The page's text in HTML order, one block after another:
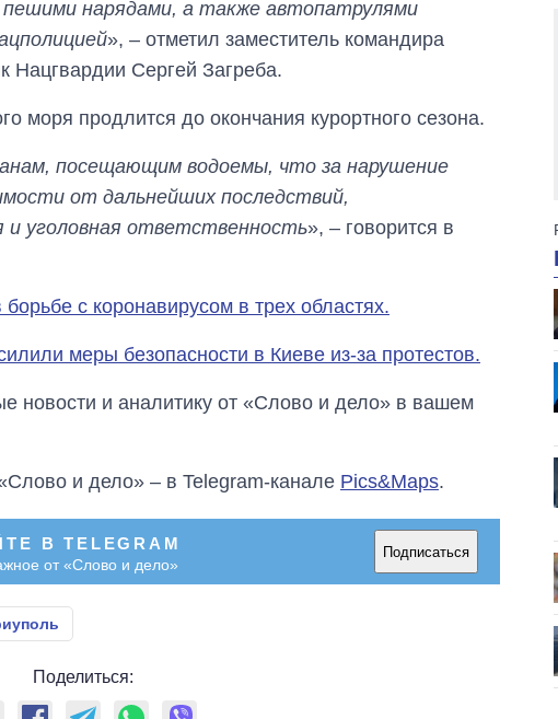
нарядами, а также автопатрулями
», – отметил заместитель командира
Нацгвардии Сергей Загреба.
моря продлится до окончания курортного сезона.
посещающим водоемы, что за нарушение
от дальнейших последствий,
уголовная ответственность», – говорится в
с коронавирусом в трех областях.
меры безопасности в Киеве из-за протестов.
новости и аналитику от «Слово и дело» в вашем
и дело» – в Telegram-канале Pics&Maps.
В TELEGRAM
от «Слово и дело»
Подписаться
Поделиться:
выращивали в
Украине до и во
войны